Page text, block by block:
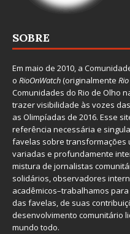
SOBRE
Em maio de 2010, a
o RioOnWatch(originalmente Ri
Comunidades do Rio de Olho
trazer visibilidade às vozes
as Olimpíadas de 2016. Esse
referência necessária e
favelas sobre transformações
variadas e profundamente
mistura de jornalistas
solidários, observadores
acadêmicos–trabalhamos
das favelas, de suas
desenvolvimento comunitário
mundo todo.